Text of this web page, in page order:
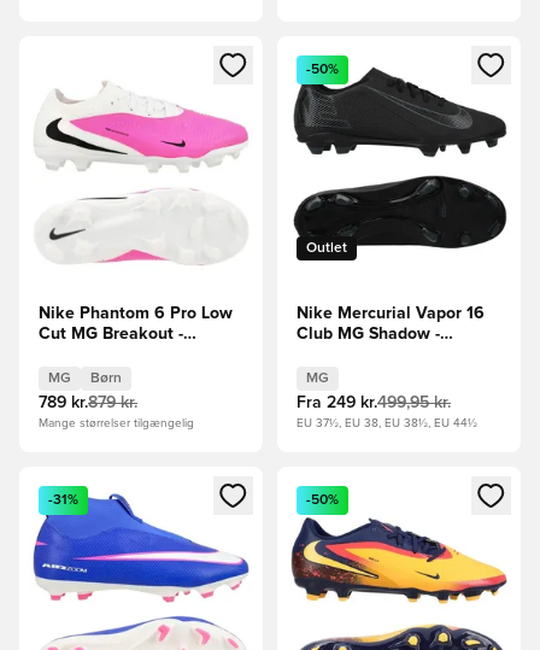
Åbner en Modal til at logge ind eller tilmelde dig som
Nike Phantom 6 Pro Low
Cut MG Breakout -
MG Børn
789 kr.879 kr.
Mange størrelser tilgængelig
Åbner en Modal til at logge
Outlet
-50%
Nike Mercurial Vapor 16
Club MG Shadow -
MG
Fra 249 kr.499,95 kr.
EU 37½, EU 38, EU 38½, EU 44½
Åbner en Modal til at logge ind eller tilmelde dig som
-31%
Åbner en Modal til at logge
-50%